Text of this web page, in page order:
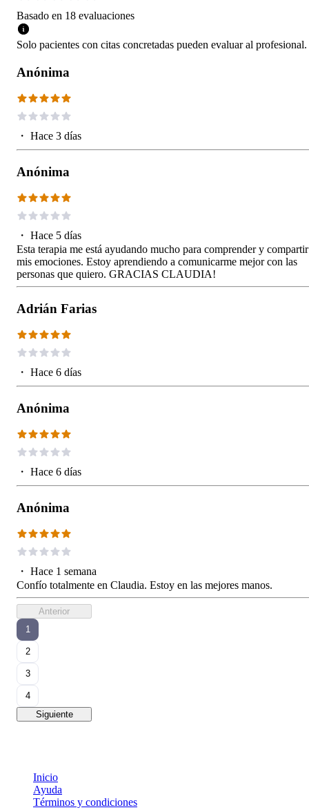
Basado en 18 evaluaciones
Solo pacientes con citas concretadas pueden evaluar al profesional.
Anónima
・ Hace 3 días
Anónima
・ Hace 5 días
Esta terapia me está ayudando mucho para comprender y compartir
mis emociones. Estoy aprendiendo a comunicarme mejor con las
personas que quiero. GRACIAS CLAUDIA!
Adrián Farias
・ Hace 6 días
Anónima
・ Hace 6 días
Anónima
・ Hace 1 semana
Confío totalmente en Claudia. Estoy en las mejores manos.
Anterior
1
2
3
4
Siguiente
Inicio
Ayuda
Términos y condiciones